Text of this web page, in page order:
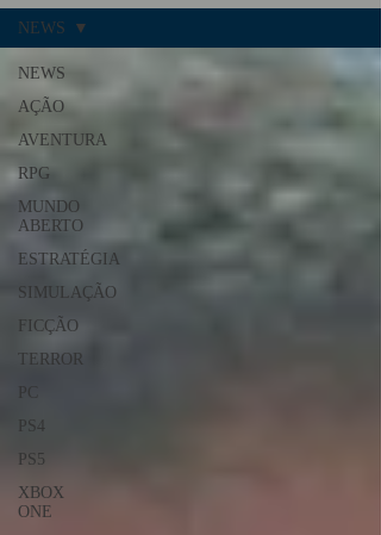
NEWS
AÇÃO
AVENTURA
RPG
MUNDO
ABERTO
ESTRATÉGIA
SIMULAÇÃO
FICÇÃO
TERROR
PC
PS4
PS5
XBOX
ONE
NEWS